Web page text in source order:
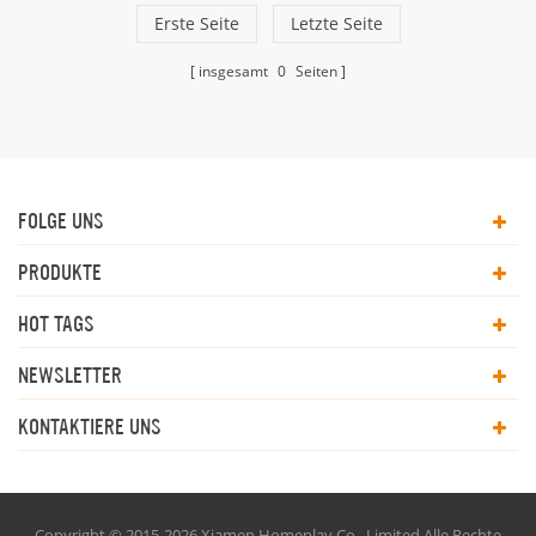
Erste Seite Letzte Seite
insgesamt 0 Seiten
FOLGE UNS
PRODUKTE
HOT TAGS
NEWSLETTER
KONTAKTIERE UNS